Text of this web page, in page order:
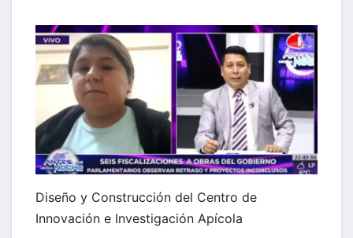
Diseño y Construcción del Centro de
Innovación e Investigación Apícola